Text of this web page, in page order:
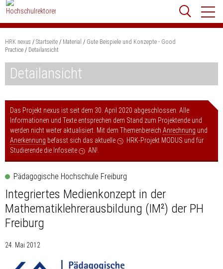
Zum
Content
springen
Suchbegriff
Suchen
HRK nexus Startseite Material
Gute Beispiele und Konzepte - Good
Practice
Detailansicht
Detailansicht
Das Projekt nexus ist seit dem 30. April 2020 abgeschlossen. Alle
Informationen und Texte entsprechen dem Stand zum Projektende und
werden nicht weiter aktualisiert. Mit dem Themenbereich Anrechnung und
Anerkennung befasst sich das aktuelle HRK-Projekt MODUS und für
Studierende die Infoseite
AN!
Pädagogische Hochschule Freiburg
Integriertes Medienkonzept in der
Mathematiklehrerausbildung (IM²) der PH
Freiburg
24. Mai 2012